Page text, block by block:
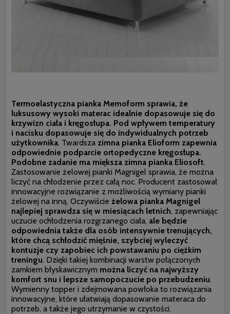
Termoelastyczna pianka Memoform sprawia, że
luksusowy wysoki materac idealnie dopasowuje się do
krzywizn ciała i kręgosłupa. Pod wpływem temperatury
i nacisku dopasowuje się do indywidualnych potrzeb
użytkownika. Twardsza zimna pianka Elioform zapewnia
odpowiednie podparcie ortopedyczne kręgosłupa.
Podobne zadanie ma miększa zimna pianka Eliosoft.
Zastosowanie żelowej pianki Magnigel sprawia, że można
liczyć na chłodzenie przez całą noc. Producent zastosował
innowacyjne rozwiązanie z możliwością wymiany pianki
żelowej na inną. Oczywiście żelowa pianka Magnigel
najlepiej sprawdza się w miesiącach letnich, zapewniając
uczucie ochłodzenia rozgrzanego ciała, ale będzie
odpowiednia także dla osób intensywnie trenujących,
które chcą schłodzić mięśnie, szybciej wyleczyć
kontuzje czy zapobiec ich powstawaniu po ciężkim
treningu. Dzięki takiej kombinacji warstw połączonych
zamkiem błyskawicznym można liczyć na najwyższy
komfort snu i lepsze samopoczucie po przebudzeniu.
Wymienny topper i zdejmowana powłoka to rozwiązania
innowacyjne, które ułatwiają dopasowanie materaca do
potrzeb, a także jego utrzymanie w czystości.